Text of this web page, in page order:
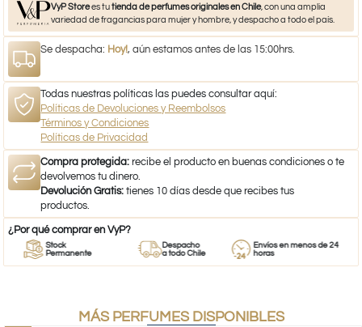
VyP Storees tutienda de perfumes originales en Chile, con una amplia
variedad de fragancias para mujer y hombre, y despacho a todo el país.
Se despacha: Hoy!, aún estamos antes de las 15:00hrs.
Todas nuestras políticas las puedes consultar aquí:
Políticas de Devoluciones y Reembolsos
Términos y Condiciones
Políticas de Privacidad
Compra protegida: recibe el producto en buenas condiciones o te
devolvemos tu dinero.
Devolución Gratis: tienes 10 días desde que recibes tus
productos.
¿Por qué comprar en VyP?
Stock
Permanente
Despacho
a todo Chile
Envíos en menos de 24
horas
MÁS PERFUMES DISPONIBLES